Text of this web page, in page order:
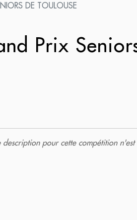
DE TOULOUSE
Prix
description pour cette compétition